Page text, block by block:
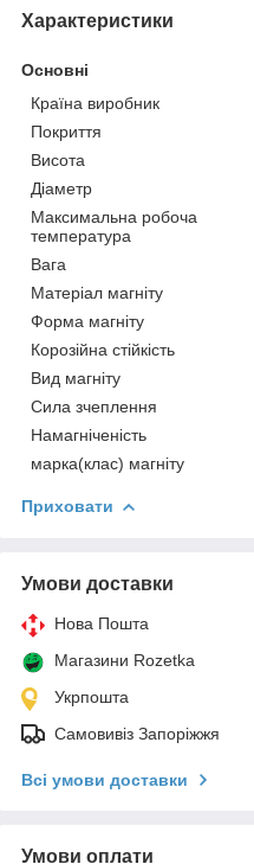
Характеристики
Основні
Країна виробник
Покриття
Висота
Діаметр
Максимальна робоча
температура
Вага
Матеріал магніту
Форма магніту
Корозійна стійкість
Вид магніту
Сила зчеплення
Намагніченість
марка(клас) магніту
Приховати
Умови доставки
Нова Пошта
Магазини Rozetka
Укрпошта
Самовивіз Запоріжжя
Всі умови доставки
Умови оплати